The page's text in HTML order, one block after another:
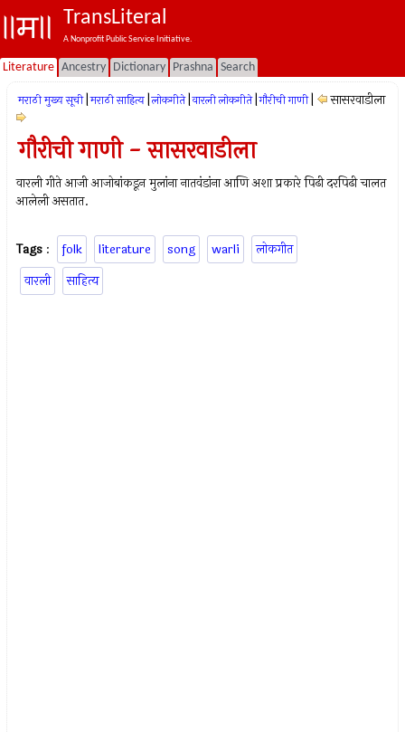
TransLiteral
A Nonprofit Public Service Initiative.
Literature Ancestry Dictionary Prashna Search
मराठी मुख्य सूची मराठी साहित्य लोकगीते वारली लोकगीते गौरीची गाणी सासरवाडीला
गौरीची गाणी - सासरवाडीला
वारली गीते आजी आजोबांकडून मुलांना नातवंडांना आणि अशा प्रकारे पिढी दरपिढी चालत
आलेली असतात.
Tags : folk literature song warli
लोकगीत
वारली
साहित्य